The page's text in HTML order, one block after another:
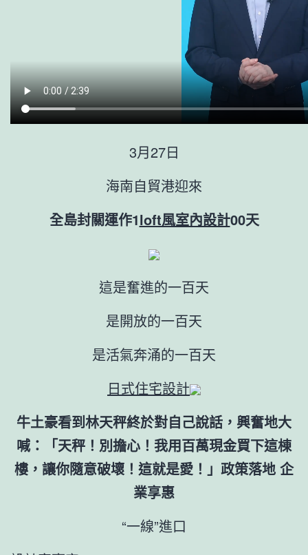
3月27日
海南自貿港迎來
全島封關運作1loft風室內設計00天
這是奮進的一百天
是開放的一百天
是活氣奔涌的一百天
日式住宅設計
牛土豪看到林天秤終於對自己說話，興奮地大
喊：「天秤！別擔心！我用百萬現金買下這棟
樓，讓你隨意破壞！這就是愛！」政策落地 企
業享惠
“一線”進口